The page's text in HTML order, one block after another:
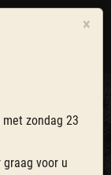
×
zondag 23
voor u